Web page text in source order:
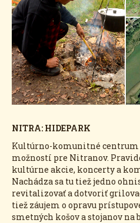
NITRA: HIDEPARK
Kultúrno-komunitné centrum
možností pre Nitranov.
kultúrne akcie, koncerty a
Nachádza sa tu tiež jedno
revitalizovať a dotvoriť
tiež záujem o opravu
smetných košov a stojanov na